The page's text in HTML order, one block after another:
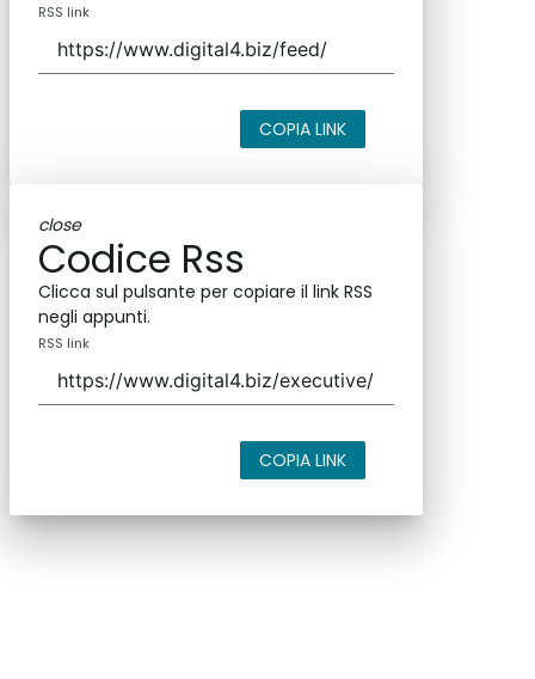
RSS link
COPIA LINK
close
Codice Rss
Clicca sul pulsante per copiare il link RSS
negli appunti.
RSS link
COPIA LINK